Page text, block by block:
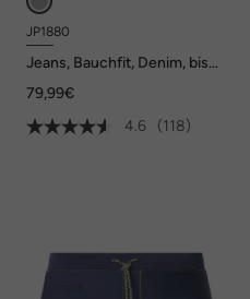
JP1880
Jeans, Bauchfit, Denim, bis
79,99€
4.6
(118)